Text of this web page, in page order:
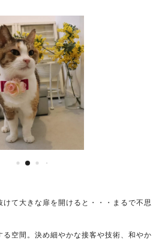
て大きな扉を開けると・・・まるで不思
空間。決め細やかな接客や技術、和やか